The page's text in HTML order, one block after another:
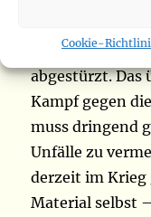
Cookie-
Hubschrauber
abgestürzt. Das
Kampf gegen
muss dringend
Unfälle zu
derzeit im Krieg
Material selbst